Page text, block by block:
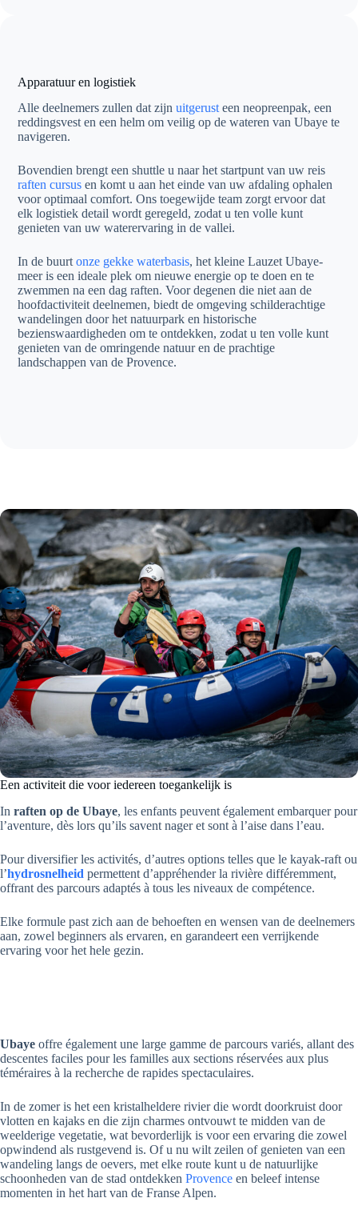
Apparatuur en logistiek
Alle deelnemers zullen dat zijnuitgerusteen neopreenpak, een
reddingsvest en een helm om veilig op de wateren van Ubaye te
navigeren.
Bovendien brengt een shuttle u naar het startpunt van uw reis
raften cursus en komt u aan het einde van uw afdaling ophalen
voor optimaal comfort. Ons toegewijde team zorgt ervoor dat
elk logistiek detail wordt geregeld, zodat u ten volle kunt
genieten van uw waterervaring in de vallei.
In de buurtonze gekke waterbasis, het kleine Lauzet Ubaye-
meer is een ideale plek om nieuwe energie op te doen en te
zwemmen na een dag raften. Voor degenen die niet aan de
hoofdactiviteit deelnemen, biedt de omgeving schilderachtige
wandelingen door het natuurpark en historische
bezienswaardigheden om te ontdekken, zodat u ten volle kunt
genieten van de omringende natuur en de prachtige
landschappen van de Provence.
Een activiteit die voor iedereen toegankelijk is
In raften op de Ubaye, les enfants peuvent également embarquer pour
l’aventure, dès lors qu’ils savent nager et sont à l’aise dans l’eau.
Pour diversifier les activités, d’autres options telles que le kayak-raft ou
l’hydrosnelheid permettent d’appréhender la rivière différemment,
offrant des parcours adaptés à tous les niveaux de compétence.
Elke formule past zich aan de behoeften en wensen van de deelnemers
aan, zowel beginners als ervaren, en garandeert een verrijkende
ervaring voor het hele gezin.
Ubaye offre également une large gamme de parcours variés, allant des
descentes faciles pour les familles aux sections réservées aux plus
téméraires à la recherche de rapides spectaculaires.
In de zomer is het een kristalheldere rivier die wordt doorkruist door
vlotten en kajaks en die zijn charmes ontvouwt te midden van de
weelderige vegetatie, wat bevorderlijk is voor een ervaring die zowel
opwindend als rustgevend is. Of u nu wilt zeilen of genieten van een
wandeling langs de oevers, met elke route kunt u de natuurlijke
schoonheden van de stad ontdekken Provence en beleef intense
momenten in het hart van de Franse Alpen.